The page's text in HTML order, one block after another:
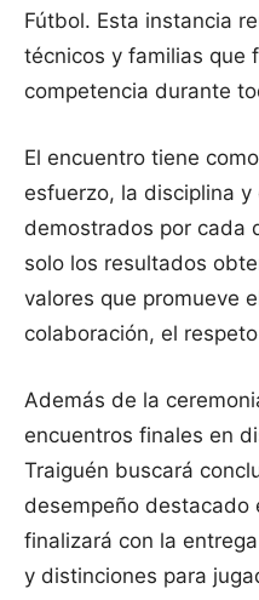
Fútbol. Esta instancia
técnicos y familias que
competencia durante
El encuentro tiene
esfuerzo, la disciplina y
demostrados por cada
solo los resultados
valores que promueve
colaboración, el
Además de la
encuentros finales en
Traiguén buscará
desempeño destacado
finalizará con la
y distinciones para